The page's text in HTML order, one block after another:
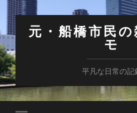
元・船橋市民の
モ
平凡な日常の記